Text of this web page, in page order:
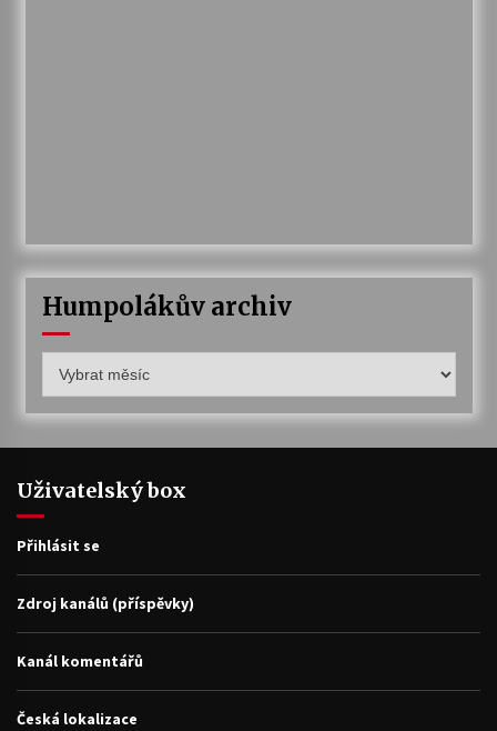
Humpolákův archiv
archiv
Uživatelský box
Přihlásit se
Zdroj kanálů (příspěvky)
Kanál komentářů
Česká lokalizace